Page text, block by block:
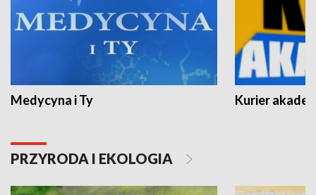
Medycyna i Ty Kurier
PRZYRODA I EKOLOGIA